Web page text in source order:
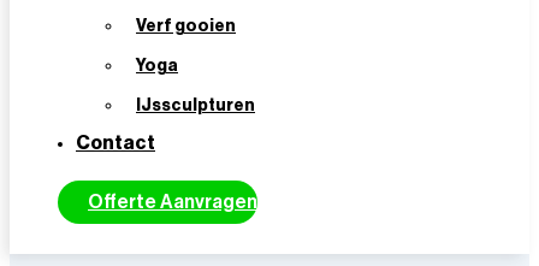
Verf gooien
Yoga
IJssculpturen
Contact
Offerte Aanvragen
spektakel vol verrassende puzzels en
geestige raadsels!
Vrijblijvende Offerte Aanvragen
10 – 100 personen
Scheveningen